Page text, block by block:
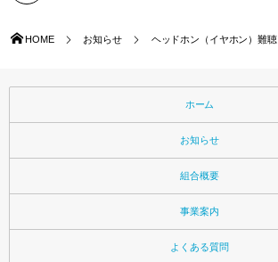
HOME お知らせ ヘッドホン（イヤホン）難聴
ホーム
お知らせ
組合概要
事業案内
よくある質問